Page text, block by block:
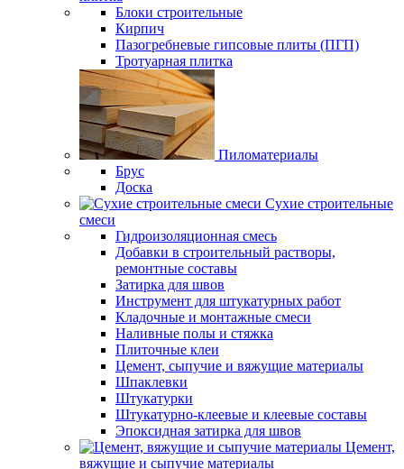
Блоки строительные
Кирпич
Пазогребневые гипсовые плиты (ПГП)
Тротуарная плитка
Пиломатериалы
Брус
Доска
Сухие строительные
смеси
Гидроизоляционная смесь
Добавки в строительный растворы,
ремонтные составы
Затирка для швов
Инструмент для штукатурных работ
Кладочные и монтажные смеси
Наливные полы и стяжка
Плиточные клеи
Цемент, сыпучие и вяжущие материалы
Шпаклевки
Штукатурки
Штукатурно-клеевые и клеевые составы
Эпоксидная затирка для швов
Цемент,
вяжущие и сыпучие материалы